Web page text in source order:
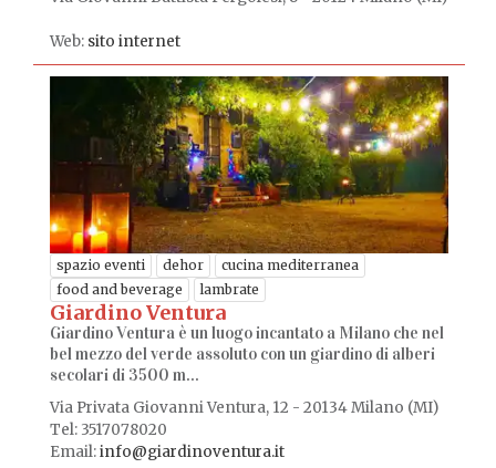
Web: sito internet
spazio eventi dehor
cucina mediterranea
food and beverage
lambrate
Giardino Ventura
Giardino Ventura è un luogo incantato a Milano che nel
bel mezzo del verde assoluto con un giardino di alberi
secolari di 3500 m...
Via Privata Giovanni Ventura, 12 - 20134 Milano (MI)
Tel: 3517078020
Email:info@giardinoventura.it